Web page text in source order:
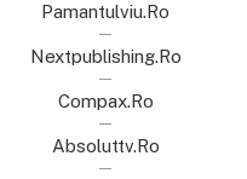
Pamantulviu.ro
Nextpublishing.ro
Compax.ro
Absoluttv.ro